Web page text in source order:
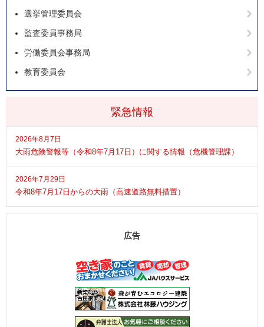
緊急情報
2026年8月7日
大雨危険警報等（令和8年7月17日）に関する情報（危機管理課）
2026年7月29日
令和8年7月17日からの大雨（高速道路無料措置）
選挙管理委員会
監査委員事務局
労働委員会事務局
教育委員会
広告